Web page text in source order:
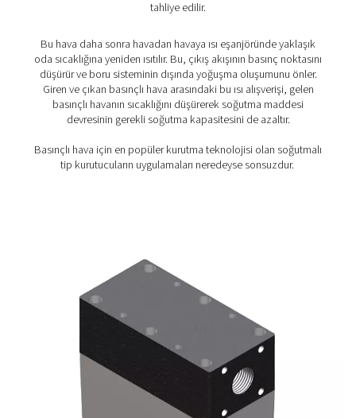
PSMD 3-35 Membran Kurutucular
PSMD 3-35, en zorlu uygulamalar için basınçlı hava
verimliliğini sıfır bakımla bir araya getirerek 32°C veya
çiylenme noktası bastırma özelliği sunar. PSMD'de
Membran Kurutucular
Çalışır?